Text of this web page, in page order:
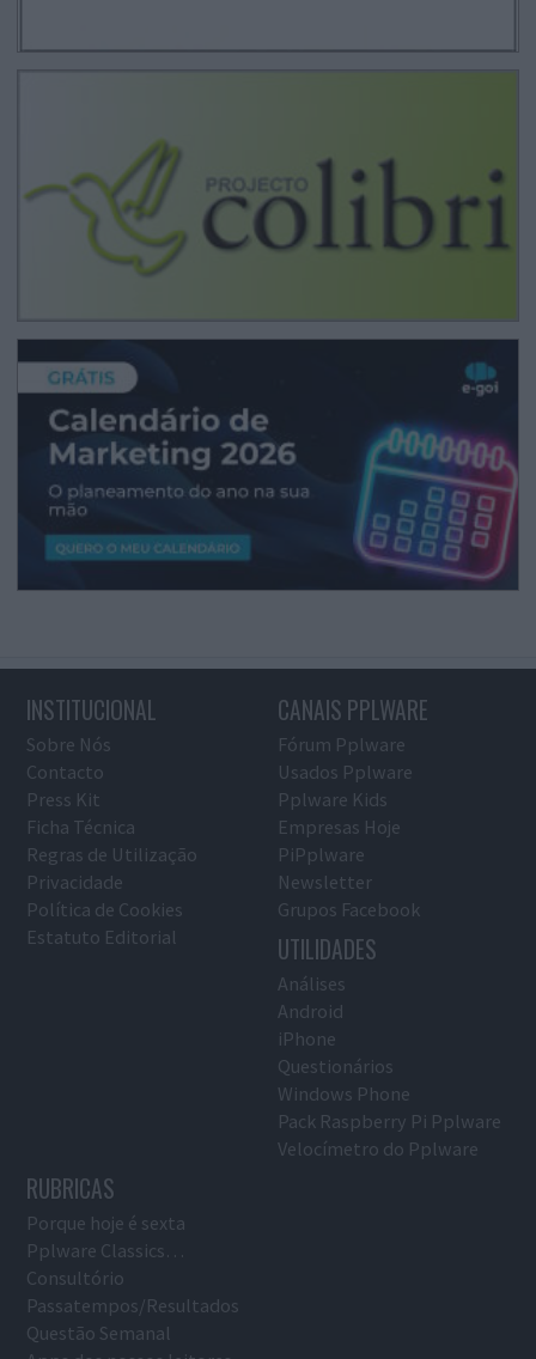
INSTITUCIONAL
Sobre Nós
Contacto
Press Kit
Ficha Técnica
Regras de Utilização
Privacidade
Política de Cookies
Estatuto Editorial
CANAIS PPLWARE
Fórum Pplware
Usados Pplware
Pplware Kids
Empresas Hoje
PiPplware
Newsletter
Grupos Facebook
UTILIDADES
Análises
Android
iPhone
Questionários
Windows Phone
Pack Raspberry Pi Pplware
Velocímetro do Pplware
RUBRICAS
Porque hoje é sexta
Pplware Classics…
Consultório
Passatempos/Resultados
Questão Semanal